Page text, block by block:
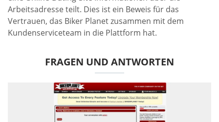
Arbeitsadresse teilt. Dies ist ein Beweis für das
Vertrauen, das Biker Planet zusammen mit dem
Kundenserviceteam in die Plattform hat.
FRAGEN UND ANTWORTEN